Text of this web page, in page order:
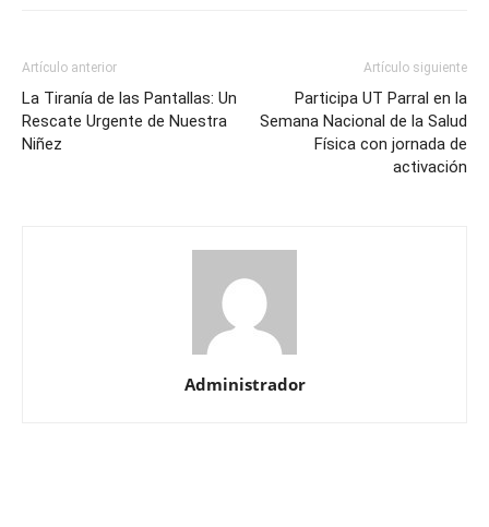
Artículo anterior
La Tiranía de las Pantallas: Un
Rescate Urgente de Nuestra
Niñez
Artículo siguiente
Participa UT Parral en la
Semana Nacional de la Salud
Física con jornada de
activación
Administrador